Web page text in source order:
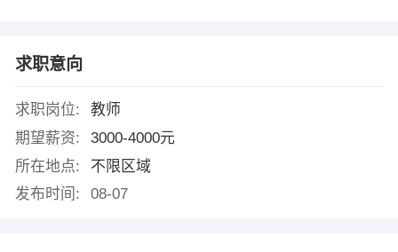
求职意向
求职岗位:
教师
期望薪资:
3000-4000元
所在地点:
不限区域
发布时间:
08-07